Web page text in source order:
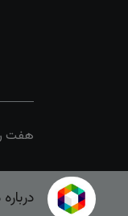
هفت روز هفته ، ۲۴